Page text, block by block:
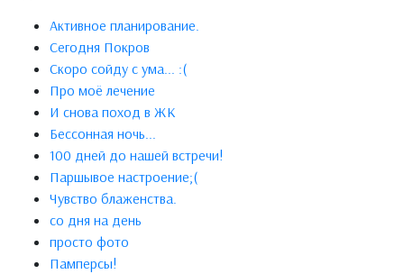
Активное планирование.
Сегодня Покров
Скоро сойду с ума... :(
Про моё лечение
И снова поход в ЖК
Бессонная ночь...
100 дней до нашей встречи!
Паршывое настроение;(
Чувство блаженства.
со дня на день
просто фото
Памперсы!